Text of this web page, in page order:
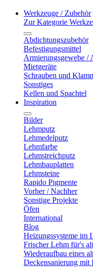
Werkzeuge / Zubehör
Zur Kategorie
Abdichtungszubehör
Befestigungsmittel
Armierungsgewebe /
Mietgeräte
Schrauben und
Sonstiges
Kellen und Spachtel
Inspiration
Bilder
Lehmputz
Lehmedelputz
Lehmfarbe
Lehmstreichputz
Lehmbauplatten
Lehmsteine
Rapido Pigmente
Vorher / Nachher
Sonstige Projekte
Öfen
International
Blog
Heizungssysteme im
Frischer Lehm für's
Wiederaufbau eines
Deckensanierung